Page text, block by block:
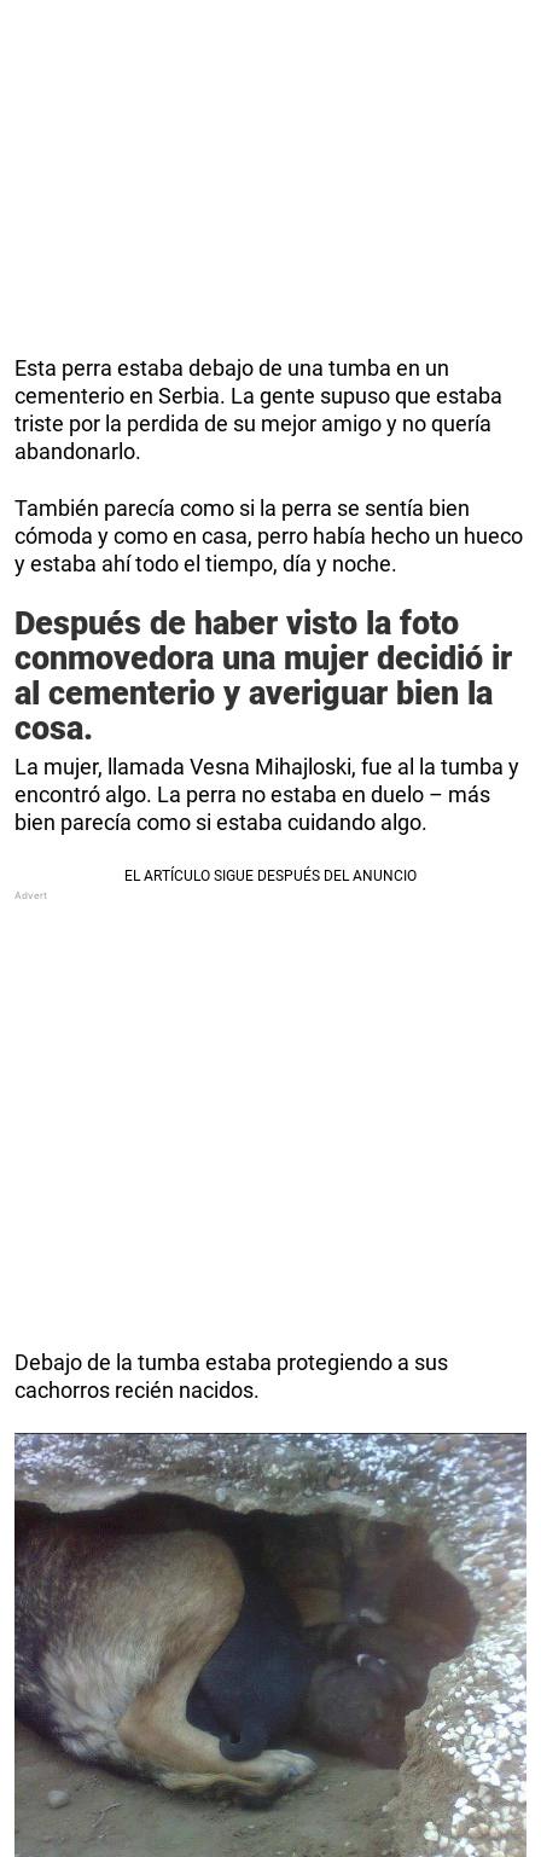
Esta perra estaba debajo de una tumba en un
cementerio en Serbia. La gente supuso que estaba
triste por la perdida de su mejor amigo y no quería
abandonarlo.
También parecía como si la perra se sentía bien
cómoda y como en casa, perro había hecho un hueco
y estaba ahí todo el tiempo, día y noche.
Después de haber visto la foto
conmovedora una mujer decidió ir
al cementerio y averiguar bien la
cosa.
La mujer, llamada Vesna Mihajloski, fue al la tumba y
encontró algo. La perra no estaba en duelo – más
bien parecía como si estaba cuidando algo.
Debajo de la tumba estaba protegiendo a sus
cachorros recién nacidos.